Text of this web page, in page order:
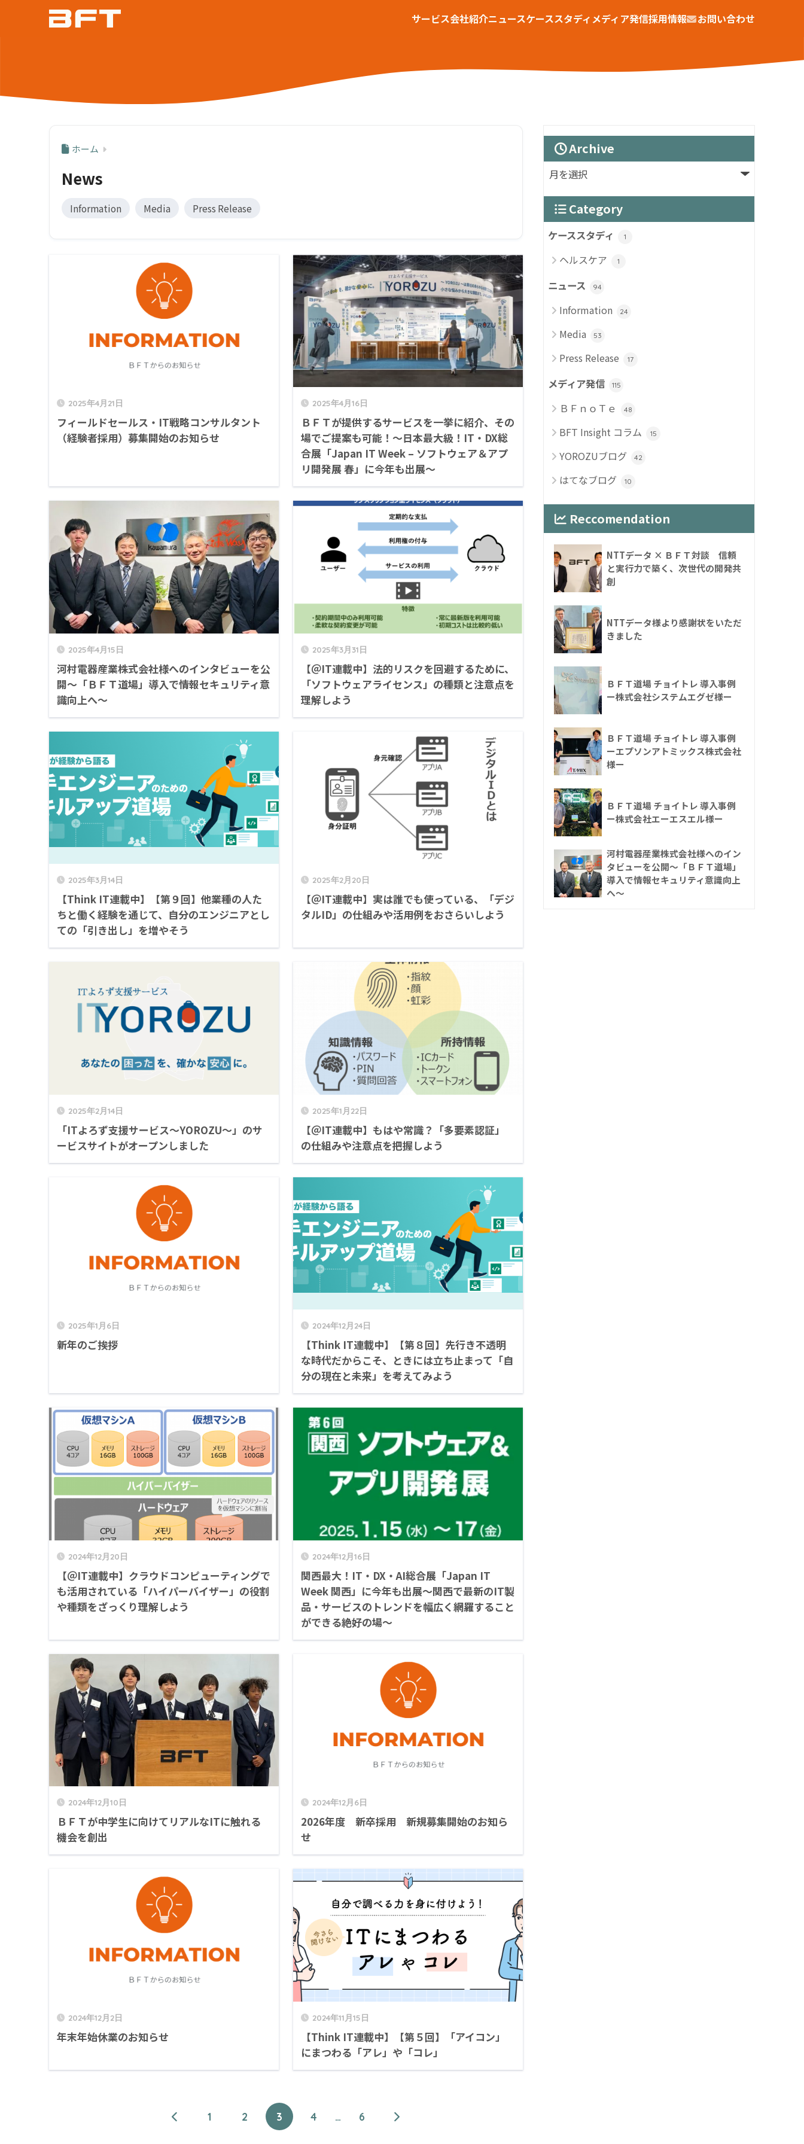
サービス会社紹介ニュースケーススタディメディア発信採用情報 お問い合わせ
ホーム
News
Information Media Press Release
2025年4月21日
フィールドセールス・IT戦略コンサルタント
（経験者採用）募集開始のお知らせ
2025年4月16日
ＢＦＴが提供するサービスを一挙に紹介、その
場でご提案も可能！～日本最大級！IT・DX総
合展「Japan IT Week – ソフトウェア＆アプ
リ開発展 春」に今年も出展～
2025年4月15日
河村電器産業株式会社様へのインタビューを公
開～「ＢＦＴ道場」導入で情報セキュリティ意
識向上へ～
2025年3月31日
【＠IT連載中】法的リスクを回避するために、
「ソフトウェアライセンス」の種類と注意点を
理解しよう
2025年3月14日
【Think IT連載中】【第９回】他業種の人た
ちと働く経験を通じて、自分のエンジニアとし
ての「引き出し」を増やそう
2025年2月20日
【＠IT連載中】実は誰でも使っている、「デジ
タルID」の仕組みや活用例をおさらいしよう
2025年2月14日
「ITよろず支援サービス～YOROZU～」のサ
ービスサイトがオープンしました
2025年1月22日
【＠IT連載中】もはや常識？「多要素認証」
の仕組みや注意点を把握しよう
2025年1月6日
新年のご挨拶
2024年12月24日
【Think IT連載中】【第８回】先行き不透明
な時代だからこそ、ときには立ち止まって「自
分の現在と未来」を考えてみよう
2024年12月20日
【＠IT連載中】クラウドコンピューティングで
も活用されている「ハイパーバイザー」の役割
や種類をざっくり理解しよう
2024年12月16日
関西最大！IT・DX・AI総合展「Japan IT
Week 関西」に今年も出展～関西で最新のIT製
品・サービスのトレンドを幅広く網羅すること
ができる絶好の場～
2024年12月10日
ＢＦＴが中学生に向けてリアルなITに触れる
機会を創出
2024年12月6日
2026年度 新卒採用 新規募集開始のお知ら
せ
2024年12月2日
年末年始休業のお知らせ
2024年11月15日
【Think IT連載中】【第５回】「アイコン」
にまつわる「アレ」や「コレ」
1 2 3 4 … 6
Archive
Category
ケーススタディ 1
ヘルスケア 1
ニュース 94
Information 24
Media 53
Press Release 17
メディア発信 115
ＢＦｎｏＴｅ 48
BFT Insight コラム 15
YOROZUブログ 42
はてなブログ 10
Reccomendation
NTTデータ × ＢＦＴ対談 信頼
と実行力で築く、次世代の開発共
創
NTTデータ様より感謝状をいただ
きました
ＢＦＴ道場 チョイトレ 導入事例
ー株式会社システムエグゼ様ー
ＢＦＴ道場 チョイトレ 導入事例
ーエプソンアトミックス株式会社
様ー
ＢＦＴ道場 チョイトレ 導入事例
ー株式会社エーエスエル様ー
河村電器産業株式会社様へのイン
タビューを公開～「ＢＦＴ道場」
導入で情報セキュリティ意識向上
へ～